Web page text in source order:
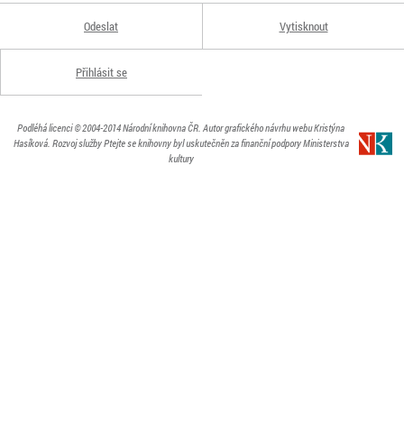
Odeslat Vytisknout
Přihlásit se
Podléhá licenci© 2004-2014Národní knihovna ČR. Autor grafického návrhu webu Kristýna
Hasíková. Rozvoj služby Ptejte se knihovny byl uskutečněn za finanční podpory Ministerstva
kultury